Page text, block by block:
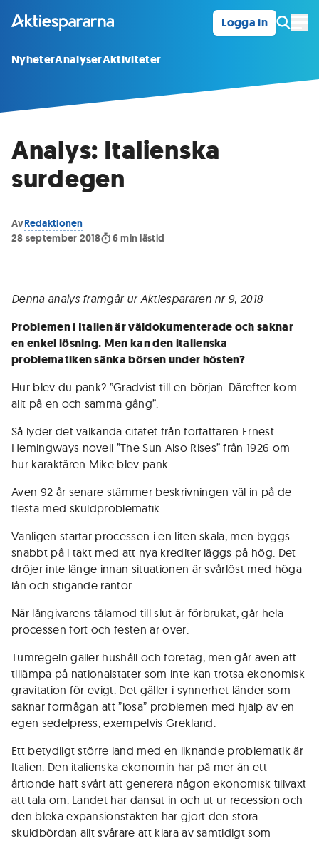
Logga in
NyheterAnalyserAktiviteter
Analys: Italienska
surdegen
AvRedaktionen
28 september 2018
6min lästid
Denna analys framgår ur Aktiespararen nr 9, 2018
Problemen i Italien är väldokumenterade och saknar
en enkel lösning. Men kan den italienska
problematiken sänka börsen under hösten?
Hur blev du pank? ”Gradvist till en början. Därefter kom
allt på en och samma gång”.
Så lyder det välkända citatet från författaren Ernest
Hemingways novell ”The Sun Also Rises” från 1926 om
hur karaktären Mike blev pank.
Även 92 år senare stämmer beskrivningen väl in på de
flesta med skuldproblematik.
Vanligen startar processen i en liten skala, men byggs
snabbt på i takt med att nya krediter läggs på hög. Det
dröjer inte länge innan situationen är svårlöst med höga
lån och stigande räntor.
När långivarens tålamod till slut är förbrukat, går hela
processen fort och festen är över.
Tumregeln gäller hushåll och företag, men går även att
tillämpa på nationalstater som inte kan trotsa ekonomisk
gravitation för evigt. Det gäller i synnerhet länder som
saknar förmågan att ”lösa” problemen med hjälp av en
egen sedelpress, exempelvis Grekland.
Ett betydligt större land med en liknande problematik är
Italien. Den italienska ekonomin har på mer än ett
årtionde haft svårt att generera någon ekonomisk tillväxt
att tala om. Landet har dansat in och ut ur recession och
den bleka expansionstakten har gjort den stora
skuldbördan allt svårare att klara av samtidigt som